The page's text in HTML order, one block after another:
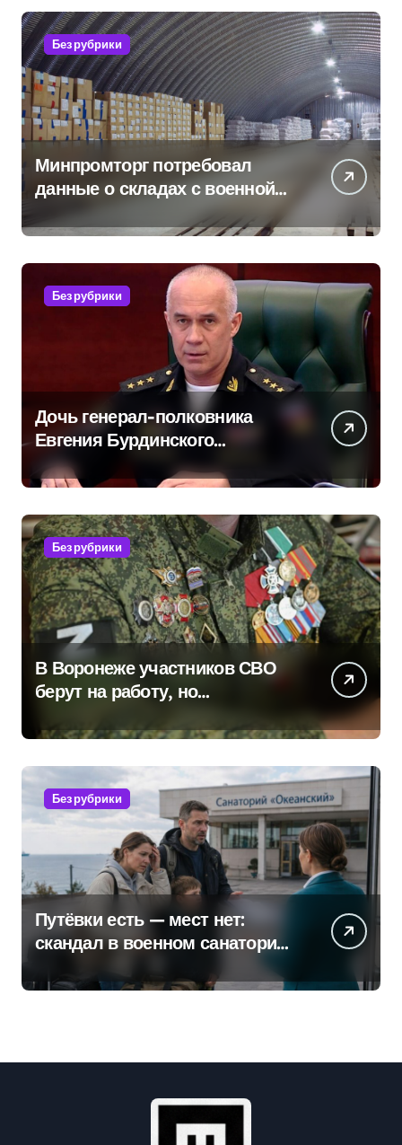
Без рубрики
Минпромторг потребовал
данные о складах с военной
продукцией: предприятия
обратились в СК
Без рубрики
Дочь генерал-полковника
Евгения Бурдинского
оказывает платные услуги по
вопросам военной службы и
бронирования
Без рубрики
В Воронеже участников СВО
берут на работу, но
удержаться удаётся не всем
Без рубрики
Путёвки есть — мест нет:
скандал в военном санатории